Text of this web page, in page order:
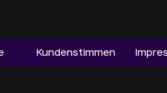
Kundenstimmen